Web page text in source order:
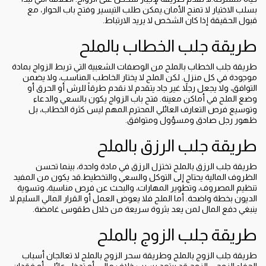
بسلب الاختيار لا تمنح الأمان.يمكن طلب التيسير وفتح باب الحوار، مع
قبول الحقيقة إذا كان الشخص لا يريد الارتباط.
طريقة جلب الخطاب بالملح
طريقة جلب الخطاب بالملح من الوصفات الشعبية التي تربط الزواج بمادة
موجودة في كل منزل. لكن الملح لا يختار الخاطب المناسب، ولا يضمن
التوافق، ولا يجعل رجلاً غير جاد يتقدم.لا نقدم طرقاً للرش أو الحرق أو
وضع الملح في أماكن معينة. فتح باب الزواج يكون بالسعي والدعاء
وتوسيع فرص التعارف العائلي المحترم.المهم ليس كثرة الخطاب، بل
ظهور رجل صادق ومسؤول ومتوافق.
طريقة جلب الرزق بالملح
طريقة جلب الرزق بالملح تختزل الرزق في مادة واحدة، بينما تحسن
الظروف المالية يحتاج إلى التوكل والسعي والتخطيط.قد يكون من المفيد
تنظيم المصروف، وتطوير المهارات، والبحث عن فرص مناسبة، وتسوية
الديون بخطة واضحة. أما الملح فلا يعوض العمل أو القرار المالي السليم.لا
ينبغي دفع المال لمن يعد بثروة سريعة من خلال طقوس غامضة.
طريقة جلب الزوج بالملح
طريقة جلب الزوج بالملح وطريقة سحر الزوج بالملح لا تعالجان أسباب